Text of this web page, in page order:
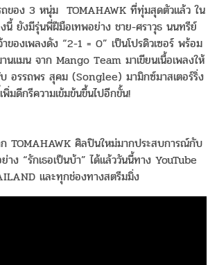
ถของ 3 หนุ่ม TOMAHAWK ที่ทุ่มสุดตัวแล้ว ใน
นี้ ยังมีรุ่นพี่ฝีมือเทพอย่าง ชาย-ศราวุธ นนทรีย์
ของเพลงดัง “2-1 = 0” เป็นโปรดิวเซอร์ พร้อม
แมน จาก Mango Team มาเขียนเนื้อเพลงให้
บ อรรถพร สุคม (Songlee) มามิกซ์มาสเตอร์ริ่ง
มดีกรีความเข้มข้นขึ้นไปอีกขั้น!
TOMAHAWK ศิลปินใหม่มากประสบการณ์กับ
ง “รักเธอเป็นบ้า” ได้แล้ววันนี้ทาง YouTube
และทุกช่องทางสตรีมมิ่ง